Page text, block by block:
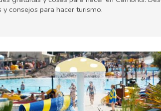
consejos para hacer turismo.